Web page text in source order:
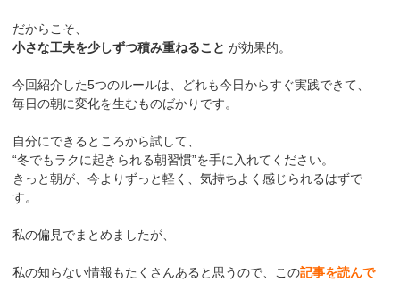
だからこそ、
小さな工夫を少しずつ積み重ねること が効果的。
今回紹介した5つのルールは、どれも今日からすぐ実践できて、
毎日の朝に変化を生むものばかりです。
自分にできるところから試して、
“冬でもラクに起きられる朝習慣”を手に入れてください。
きっと朝が、今よりずっと軽く、気持ちよく感じられるはずで
す。
私の偏見でまとめましたが、
私の知らない情報もたくさんあると思うので、この記事を読んで